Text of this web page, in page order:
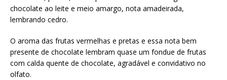
chocolate ao leite e meio amargo, nota amadeirada,
lembrando cedro.
O aroma das frutas vermelhas e pretas e essa nota bem
presente de chocolate lembram quase um fondue de frutas
com calda quente de chocolate, agradável e convidativo no
olfato.